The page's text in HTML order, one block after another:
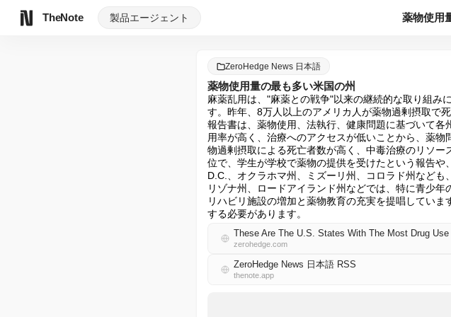
TheNote 製品エージェント 薬物使用
ZeroHedge News 日本語
薬物使用量の最も多い米国の州
麻薬乱用は、"麻薬との戦争"以来の継続的な取り組み
す。昨年、8万人以上のアメリカ人が薬物過剰摂取で
報告書は、薬物使用、法執行、健康問題に基づいて
用率が高く、治療へのアクセスが低いことから、薬
物過剰摂取による死亡者数が高く、中毒治療のリソ
位で、学生が学校で薬物の提供を受けたという報告
D.C.、オクラホマ州、ミズーリ州、コロラド州など
リゾナ州、ロードアイランド州などでは、特に青少
リハビリ施設の増加と薬物教育の充実を提唱してい
する必要があります。
These Are The U.S. States With The Most Drug Use
zerohedge.com
ZeroHedge News 日本語 RSS
thenote.app